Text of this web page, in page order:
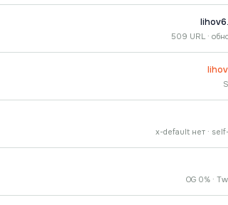
509 URL ·
x-default нет ·
OG 0% ·